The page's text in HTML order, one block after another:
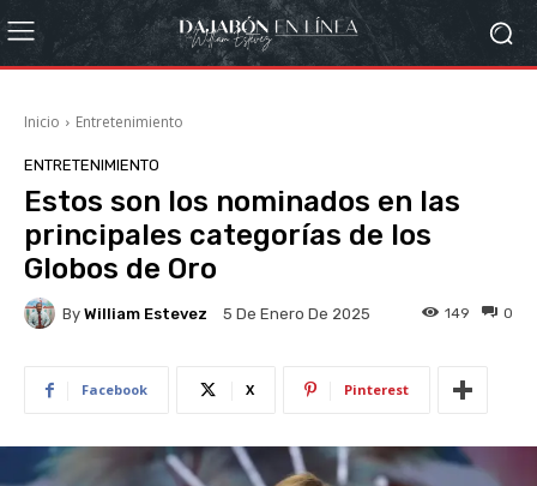
Inicio Entretenimiento
ENTRETENIMIENTO
Estos son los nominados en las
principales categorías de los
Globos de Oro
By William Estevez 5 De Enero De 2025 0
149
Facebook X Pinterest